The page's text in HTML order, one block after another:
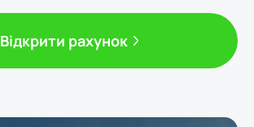
Відкрити рахунок